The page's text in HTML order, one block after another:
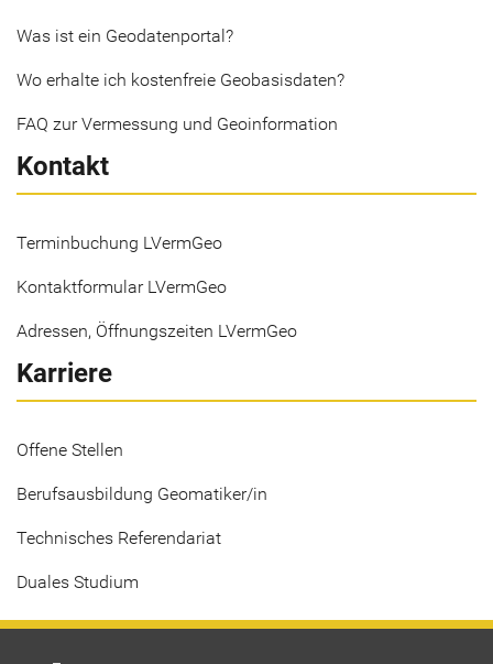
Was ist ein Geodatenportal?
Wo erhalte ich kostenfreie Geobasisdaten?
FAQ zur Vermessung und Geoinformation
Kontakt
Terminbuchung LVermGeo
Kontaktformular LVermGeo
Adressen, Öffnungszeiten LVermGeo
Karriere
Offene Stellen
Berufsausbildung Geomatiker/in
Technisches Referendariat
Duales Studium